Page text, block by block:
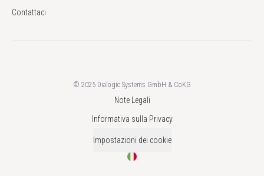
Contattaci
© 2025 Dialogic Systems GmbH & CoKG
Note Legali
Informativa sulla Privacy
Impostazioni dei cookie